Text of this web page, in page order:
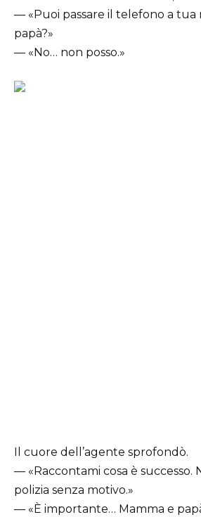
— «Puoi passare il telefono a tua
papà?»
— «No… non posso.»
Il cuore dell’agente sprofondò.
— «Raccontami cosa è successo.
polizia senza motivo.»
— «È importante… Mamma e